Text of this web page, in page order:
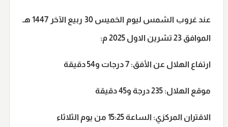
عند غروب الشمس ليوم الخميس 30 ربيع الآخر 1447 هـ
الموافق 23 تشرين الاول 2025 م:
ارتفاع الهلال عن الأفق: 7 درجات و54 دقيقة
موقع الهلال: 235 درجة و45 دقيقة
الاقتران المركزي: الساعة 15:25 من يوم الثلاثاء